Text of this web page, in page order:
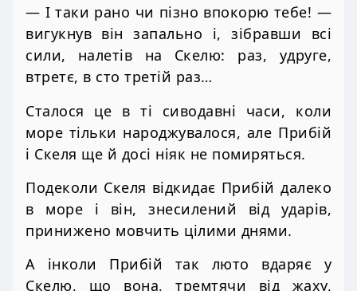
— І таки рано чи пізно впокорю тебе! —
вигукнув він запально і, зібравши всі
сили, налетів на Скелю: раз, удруге,
втретє, в сто третій раз…
Сталося це в ті сиводавні часи, коли
море тільки народжувалося, але Прибій
і Скеля ще й досі ніяк не помиряться.
Подеколи Скеля відкидає Прибій далеко
в море і він, знесилений від ударів,
принижено мовчить цілими днями.
А інколи Прибій так люто вдаряє у
Скелю, що вона, тремтячи від жаху,